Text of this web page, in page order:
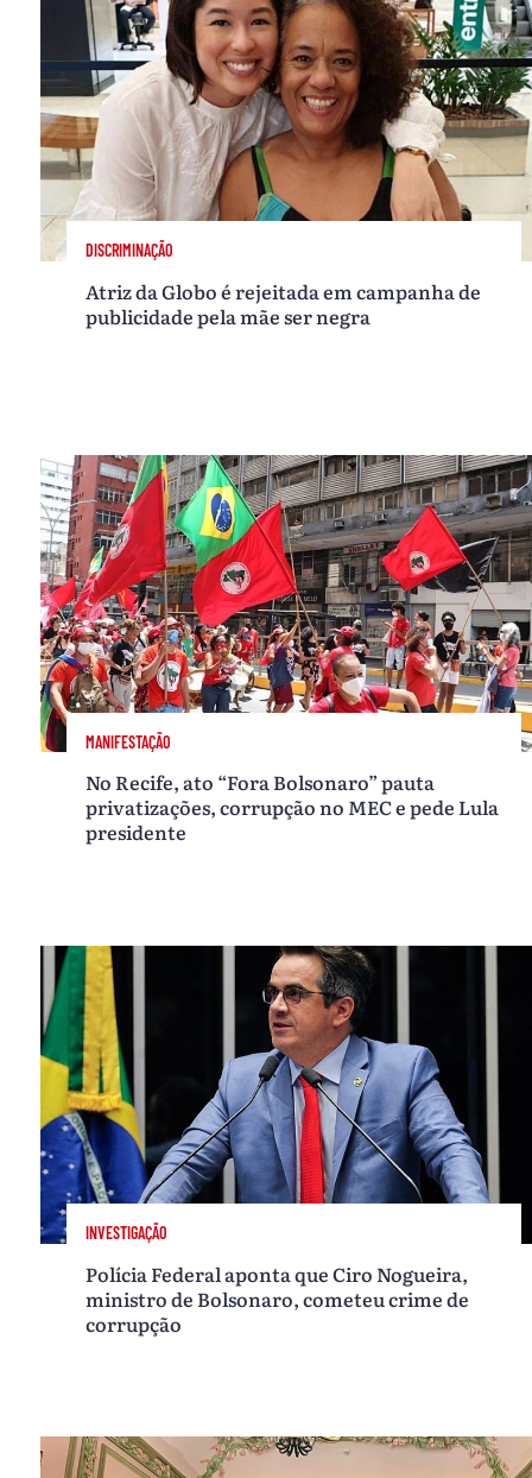
DISCRIMINAÇÃO
Atriz da Globo é rejeitada em campanha de
publicidade pela mãe ser negra
MANIFESTAÇÃO
No Recife, ato “Fora Bolsonaro” pauta
privatizações, corrupção no MEC e pede Lula
presidente
INVESTIGAÇÃO
Polícia Federal aponta que Ciro Nogueira,
ministro de Bolsonaro, cometeu crime de
corrupção